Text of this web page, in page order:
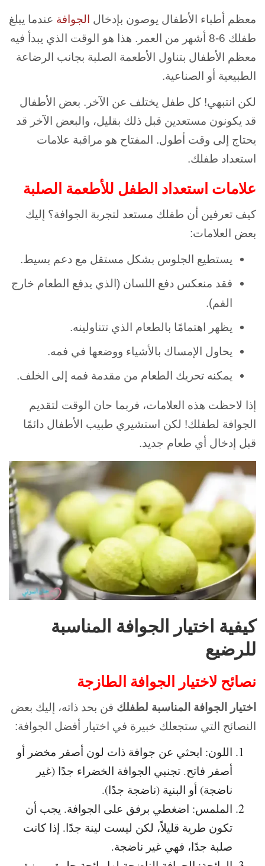
معظم أطباء الأطفال يوصون بإدخال الجوافة عندما يبلغ
طفلك 6-8 أشهر من العمر. هذا هو الوقت الذي يبدأ فيه
معظم الأطفال بتناول الأطعمة الصلبة بجانب الرضاعة
الطبيعية أو الصناعية.
لكن انتبهي! كل طفل يختلف عن الآخر. بعض الأطفال
قد يكونون مستعدين قبل ذلك بقليل، والبعض الآخر قد
يحتاج إلى وقت أطول. المفتاح هو مراقبة علامات
استعداد طفلك.
علامات استعداد الطفل للأطعمة الصلبة
كيف تعرفين أن طفلك مستعد لتجربة الجوافة؟ إليك
بعض العلامات:
يستطيع الجلوس بشكل مستقل مع دعم بسيط.
فقد منعكس دفع اللسان (الذي يدفع الطعام خارج
الفم).
يظهر اهتمامًا بالطعام الذي تتناولينه.
يحاول الإمساك بالأشياء ووضعها في فمه.
يمكنه تحريك الطعام من مقدمة فمه إلى الخلف.
إذا لاحظت هذه العلامات، فربما حان الوقت لتقديم
الجوافة لطفلك! لكن استشيري طبيب الأطفال دائمًا
قبل إدخال أي طعام جديد.
كيفية اختيار الجوافة المناسبة
للرضيع
نصائح لاختيار الجوافة الطازجة
اختيار الجوافة المناسبة لطفلك فن بحد ذاته، إليك بعض
النصائح التي ستجعلك خبيرة في اختيار أفضل الجوافة:
اللون: ابحثي عن جوافة ذات لون أصفر مخضر أو
أصفر فاتح. تجنبي الجوافة الخضراء جدًا (غير
ناضجة) أو البنية (ناضجة جدًا).
الملمس: اضغطي برفق على الجوافة. يجب أن
تكون طرية قليلاً، لكن ليست لينة جدًا. إذا كانت
صلبة جدًا، فهي غير ناضجة.